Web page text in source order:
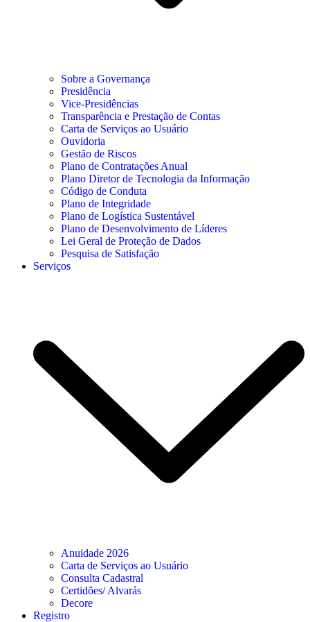
Sobre a Governança
Presidência
Vice-Presidências
Transparência e Prestação de Contas
Carta de Serviços ao Usuário
Ouvidoria
Gestão de Riscos
Plano de Contratações Anual
Plano Diretor de Tecnologia da Informação
Código de Conduta
Plano de Integridade
Plano de Logística Sustentável
Plano de Desenvolvimento de Líderes
Lei Geral de Proteção de Dados
Pesquisa de Satisfação
Serviços
Anuidade 2026
Carta de Serviços ao Usuário
Consulta Cadastral
Certidões/ Alvarás
Decore
Registro